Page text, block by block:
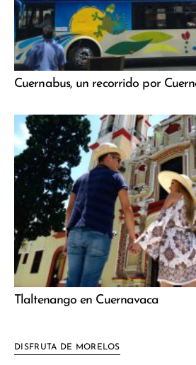
Cuernabus, un recorrido por
Tlaltenango en Cuernavaca
DISFRUTA DE MORELOS